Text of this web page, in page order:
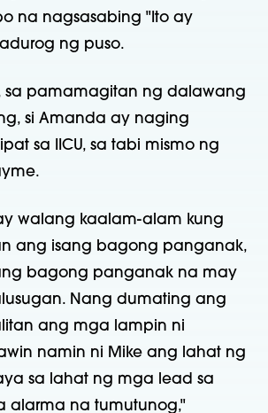
na nagsasabing "Ito ay
ng puso.
sa pamamagitan ng dalawang
si Amanda ay naging
sa IICU, sa tabi mismo ng
walang kaalam-alam kung
ang isang bagong panganak,
bagong panganak na may
Nang dumating ang
ang mga lampin ni
namin ni Mike ang lahat ng
sa lahat ng mga lead sa
alarma na tumutunog,"